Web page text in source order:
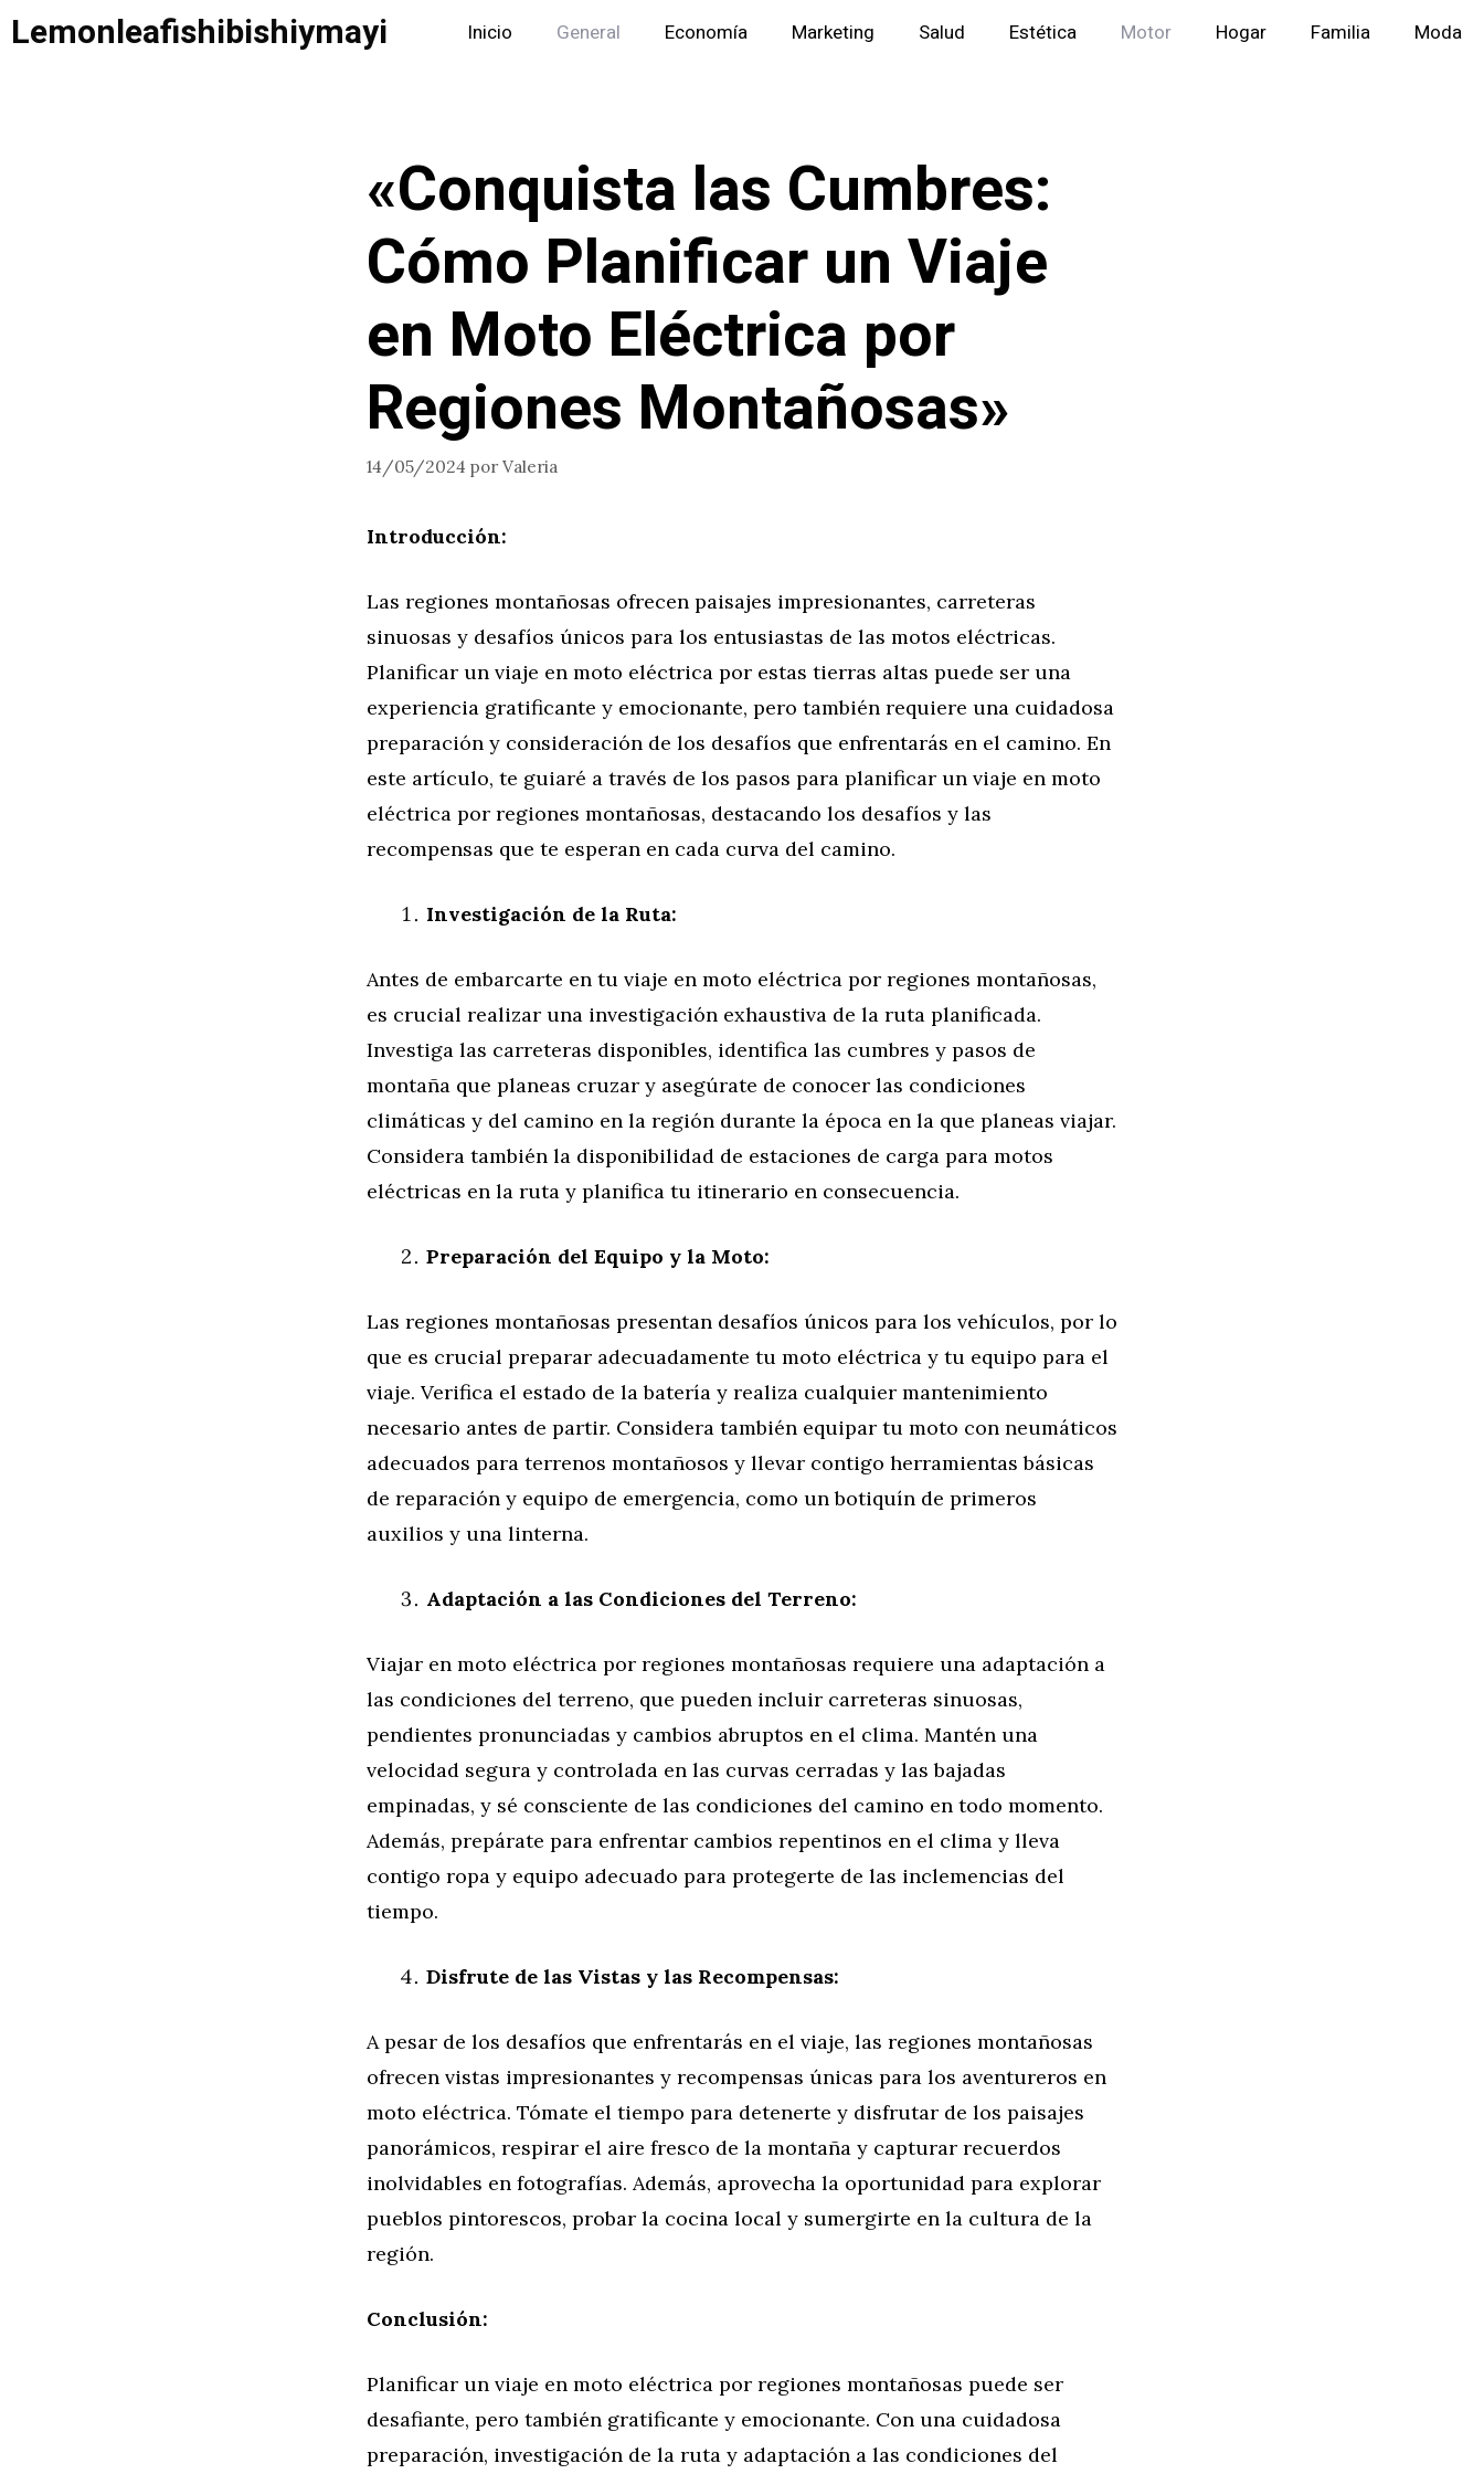
Saltar
alLemonleafishibishiymayi Inicio General Economía Marketing Salud Estética Motor Hogar Familia Moda
«Conquista las Cumbres:
Cómo Planificar un Viaje
en Moto Eléctrica por
Regiones Montañosas»
14/05/2024 por Valeria
Introducción:
Las regiones montañosas ofrecen paisajes impresionantes, carreteras
sinuosas y desafíos únicos para los entusiastas de las motos eléctricas.
Planificar un viaje en moto eléctrica por estas tierras altas puede ser una
experiencia gratificante y emocionante, pero también requiere una cuidadosa
preparación y consideración de los desafíos que enfrentarás en el camino. En
este artículo, te guiaré a través de los pasos para planificar un viaje en moto
eléctrica por regiones montañosas, destacando los desafíos y las
recompensas que te esperan en cada curva del camino.
Investigación de la Ruta:
Antes de embarcarte en tu viaje en moto eléctrica por regiones montañosas,
es crucial realizar una investigación exhaustiva de la ruta planificada.
Investiga las carreteras disponibles, identifica las cumbres y pasos de
montaña que planeas cruzar y asegúrate de conocer las condiciones
climáticas y del camino en la región durante la época en la que planeas viajar.
Considera también la disponibilidad de estaciones de carga para motos
eléctricas en la ruta y planifica tu itinerario en consecuencia.
Preparación del Equipo y la Moto:
Las regiones montañosas presentan desafíos únicos para los vehículos, por lo
que es crucial preparar adecuadamente tu moto eléctrica y tu equipo para el
viaje. Verifica el estado de la batería y realiza cualquier mantenimiento
necesario antes de partir. Considera también equipar tu moto con neumáticos
adecuados para terrenos montañosos y llevar contigo herramientas básicas
de reparación y equipo de emergencia, como un botiquín de primeros
auxilios y una linterna.
Adaptación a las Condiciones del Terreno:
Viajar en moto eléctrica por regiones montañosas requiere una adaptación a
las condiciones del terreno, que pueden incluir carreteras sinuosas,
pendientes pronunciadas y cambios abruptos en el clima. Mantén una
velocidad segura y controlada en las curvas cerradas y las bajadas
empinadas, y sé consciente de las condiciones del camino en todo momento.
Además, prepárate para enfrentar cambios repentinos en el clima y lleva
contigo ropa y equipo adecuado para protegerte de las inclemencias del
tiempo.
Disfrute de las Vistas y las Recompensas:
A pesar de los desafíos que enfrentarás en el viaje, las regiones montañosas
ofrecen vistas impresionantes y recompensas únicas para los aventureros en
moto eléctrica. Tómate el tiempo para detenerte y disfrutar de los paisajes
panorámicos, respirar el aire fresco de la montaña y capturar recuerdos
inolvidables en fotografías. Además, aprovecha la oportunidad para explorar
pueblos pintorescos, probar la cocina local y sumergirte en la cultura de la
región.
Conclusión:
Planificar un viaje en moto eléctrica por regiones montañosas puede ser
desafiante, pero también gratificante y emocionante. Con una cuidadosa
preparación, investigación de la ruta y adaptación a las condiciones del